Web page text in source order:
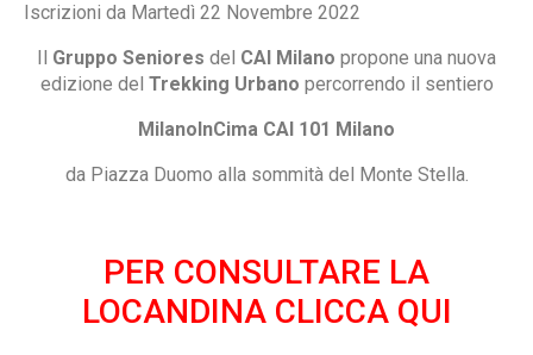
Iscrizioni da Martedì 22 Novembre 2022
Il Gruppo Seniores del CAI Milano propone una nuova
edizione del Trekking Urbano percorrendo il sentiero
MilanoInCima CAI 101 Milano
da Piazza Duomo alla sommità del Monte Stella.
PER CONSULTARE LA
LOCANDINA CLICCA QUI